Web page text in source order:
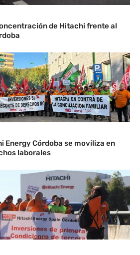
de Hitachi frente al
Energy Córdoba se moviliza en
laborales